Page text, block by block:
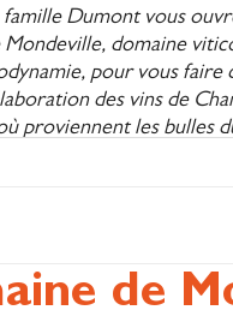
famille Dumont vous
Mondeville, domaine
pour vous faire
des vins de
proviennent les bulles
des arômes
de